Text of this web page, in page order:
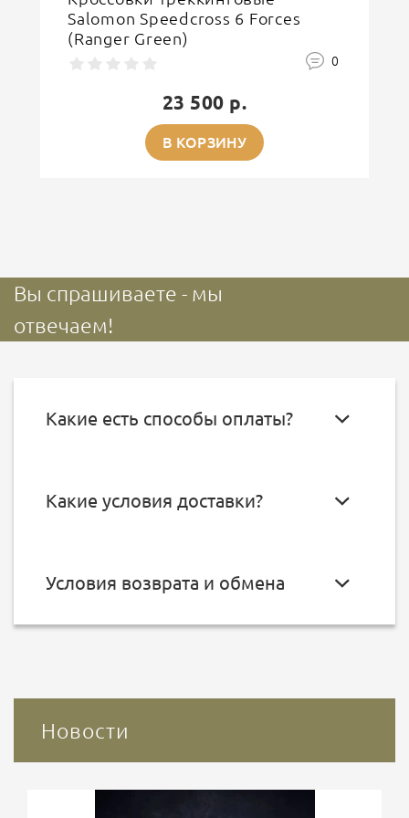
Salomon Speedcross 6 Forces
(Ranger Green)
0
23 500 р.
В КОРЗИНУ
Вы спрашиваете - мы
отвечаем!
Какие есть способы оплаты?
Какие условия доставки?
Условия возврата и обмена
Новости